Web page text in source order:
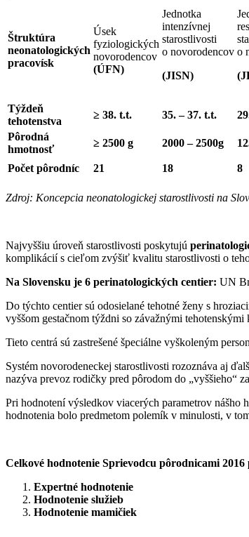
Štruktúra
neonatologických
pracovísk
Úsek
fyziologických
novorodencov
(ÚFN)
Jednotka
intenzívnej
starostlivosti
o novorodencov
(JISN)
o
Týždeň
tehotenstva
≥ 38. t.t. 35. – 37. t.t.
Pôrodná
hmotnosť
≥ 2500 g 2000 – 2500g
Počet pôrodníc 21 18 8
Zdroj: Koncepcia neonatologickej starostlivosti na
Najvyššiu úroveň starostlivosti poskytujú
komplikácií s cieľom zvýšiť kvalitu starostlivosti o
Na Slovensku je 6 perinatologických centier: UN
Do týchto centier sú odosielané tehotné ženy s
vyššom gestačnom týždni so závažnými
Tieto centrá sú zastrešené špeciálne vyškoleným
Systém novorodeneckej starostlivosti rozoznáva aj
nazýva prevoz rodičky pred pôrodom do „vyššieho“
Pri hodnotení výsledkov viacerých parametrov nášho
hodnotenia bolo predmetom polemík v minulosti, v
Celkové hodnotenie Sprievodcu pôrodnicami 2016
Expertné hodnotenie
Hodnotenie služieb
Hodnotenie mamičiek